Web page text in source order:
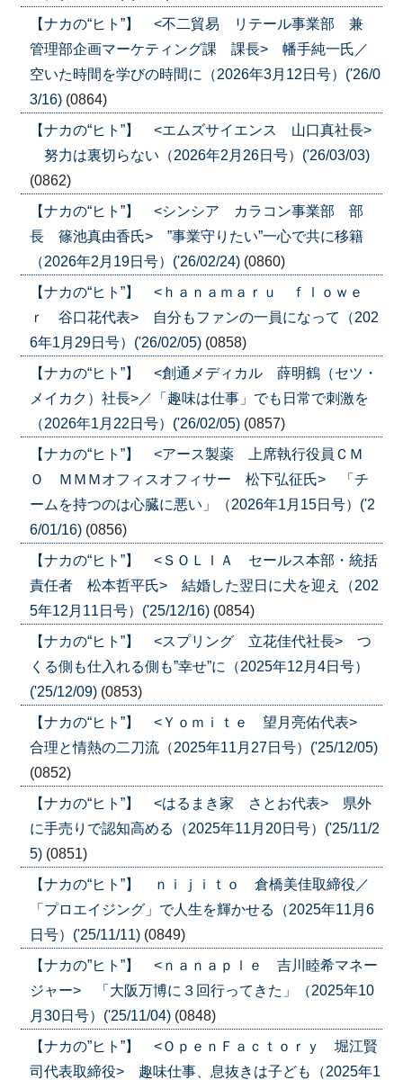
【ナカの“ヒト”】 <不二貿易 リテール事業部 兼
管理部企画マーケティング課 課長> 幡手純一氏／
空いた時間を学びの時間に（2026年3月12日号）('26/0
3/16) (0864)
【ナカの“ヒト”】 <エムズサイエンス 山口真社長>
努力は裏切らない（2026年2月26日号）('26/03/03)
(0862)
【ナカの“ヒト”】 <シンシア カラコン事業部 部
長 篠池真由香氏> ”事業守りたい”一心で共に移籍
（2026年2月19日号）('26/02/24) (0860)
【ナカの“ヒト”】 <ｈａｎａｍａｒｕ ｆｌｏｗｅ
ｒ 谷口花代表> 自分もファンの一員になって（202
6年1月29日号）('26/02/05) (0858)
【ナカの“ヒト”】 <創通メディカル 薛明鶴（セツ・
メイカク）社長>／「趣味は仕事」でも日常で刺激を
（2026年1月22日号）('26/02/05) (0857)
【ナカの“ヒト”】 <アース製薬 上席執行役員ＣＭ
Ｏ ＭＭＭオフィスオフィサー 松下弘征氏> 「チ
ームを持つのは心臓に悪い」（2026年1月15日号）('2
6/01/16) (0856)
【ナカの“ヒト”】 <ＳＯＬＩＡ セールス本部・統括
責任者 松本哲平氏> 結婚した翌日に犬を迎え（202
5年12月11日号）('25/12/16) (0854)
【ナカの“ヒト”】 <スプリング 立花佳代社長> つ
くる側も仕入れる側も”幸せ”に（2025年12月4日号）
('25/12/09) (0853)
【ナカの“ヒト”】 <Ｙｏｍｉｔｅ 望月亮佑代表>
合理と情熱の二刀流（2025年11月27日号）('25/12/05)
(0852)
【ナカの“ヒト”】 <はるまき家 さとお代表> 県外
に手売りで認知高める（2025年11月20日号）('25/11/2
5) (0851)
【ナカの“ヒト”】 ｎｉｊｉｔｏ 倉橋美佳取締役／
「プロエイジング」で人生を輝かせる（2025年11月6
日号）('25/11/11) (0849)
【ナカの”ヒト”】 <ｎａｎａｐｌｅ 吉川睦希マネー
ジャー> 「大阪万博に３回行ってきた」（2025年10
月30日号）('25/11/04) (0848)
【ナカの”ヒト”】 <ＯｐｅｎＦａｃｔｏｒｙ 堀江賢
司代表取締役> 趣味仕事、息抜きは子ども（2025年1